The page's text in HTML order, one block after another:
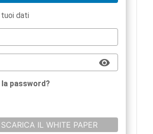
tuoi dati
password?
IL WHITE PAPER